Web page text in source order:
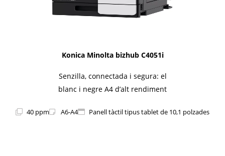
Konica Minolta bizhub C4051i
Senzilla, connectada i segura: el
blanc i negre A4 d’alt rendiment
40 ppm A6-A4 Panell tàctil tipus tablet de 10,1 polzades